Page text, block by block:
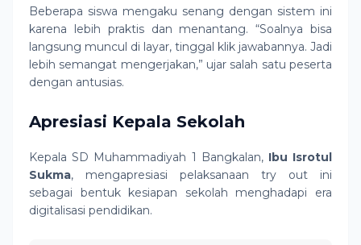
Beberapa siswa mengaku senang dengan sistem ini
karena lebih praktis dan menantang. “Soalnya bisa
langsung muncul di layar, tinggal klik jawabannya. Jadi
lebih semangat mengerjakan,” ujar salah satu peserta
dengan antusias.
Apresiasi Kepala Sekolah
Kepala SD Muhammadiyah 1 Bangkalan, Ibu Isrotul
Sukma, mengapresiasi pelaksanaan try out ini
sebagai bentuk kesiapan sekolah menghadapi era
digitalisasi pendidikan.